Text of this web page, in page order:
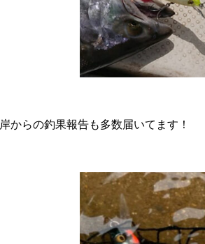
岸からの釣果報告も多数届いてます！